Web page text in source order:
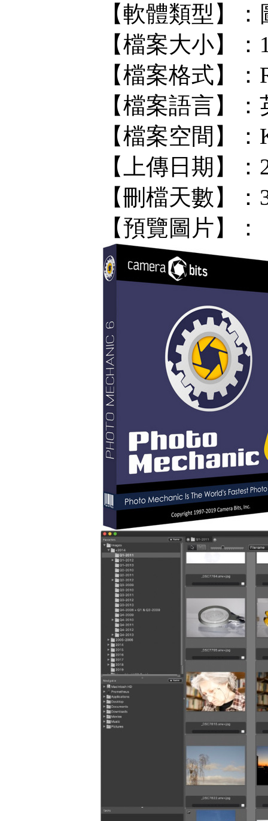
【軟體類型】
【檔案大小】：
【檔案格式】：
【檔案語言】：
【檔案空間】
【上傳日期】：
【刪檔天數】
【預覽圖片】：